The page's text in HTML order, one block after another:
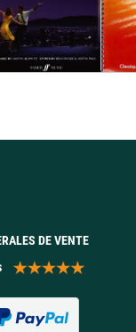
DE VENTE